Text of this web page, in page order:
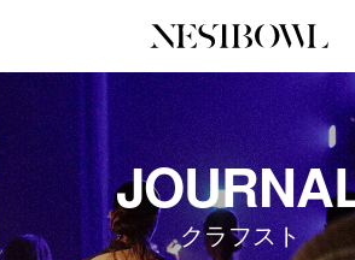
JOURNAL
インタビュー
エデュケーション
ニュース＆イベント
コラボ募集一覧
コラボ募集記事
コラボ実績案内
クラフスト